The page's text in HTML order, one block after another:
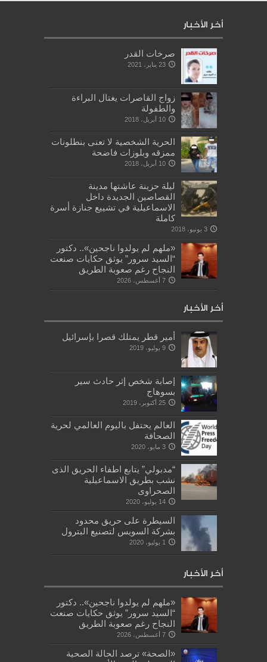
أخر الأخبار
صرخات القدر
23 يناير، 2021
زواج القاصرات يغتال البراءة
والطفولة
10 أبريل، 2018
الحرية الشخصية لا تعنى بنطلونات
ممزقه وبلوزات فاضحة
10 أبريل، 2018
ليلة حزينة عاشتها مدينة
القصاصين الجديدة داخل
الاسماعيلية في تشييع جنازة أسرة
كاملة
3 يونيو، 2018
«ملهم لم يولدوا ناجحين».. دكتور
“السيد سرور” يوثق حكايات صنعت
النجاح رغم صعوبة الطريق
7 أغسطس، 2026
أخر الأخبار
أمير قطر يمتلك قصرا بإسرائيل
9 يوليو، 2019
إصابة شخص إثر حادث سير
بسوهاج
25 أكتوبر، 2019
العالم يحتفل باليوم العالمي لحرية
الصحافة
3 مايو، 2020
“مدبولي” يتابع اطفاء الحريق الذى
نشب بطريق الاسماعيلية
الصحراوى
14 يوليو، 2020
السيطرة على حريق محدود
بشركة السويس لتصنيع البترول
1 يوليو، 2020
أخر الأخبار
«ملهم لم يولدوا ناجحين».. دكتور
“السيد سرور” يوثق حكايات صنعت
النجاح رغم صعوبة الطريق
7 أغسطس، 2026
«الصحة» ترصد الحالة الصحية